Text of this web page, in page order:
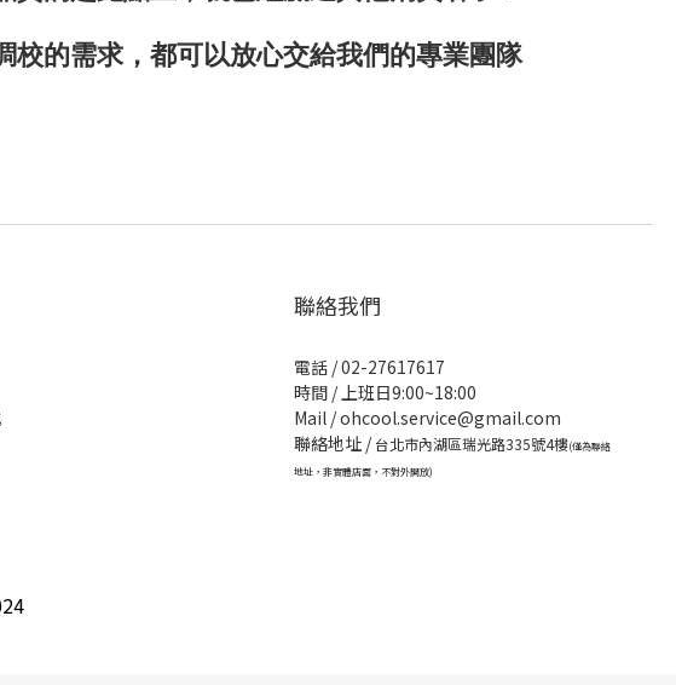
的需求，都可以放心交給我們的專業團隊
聯絡我們
電話 / 02-27617617
時間 / 上班日9:00~18:00
Mail / ohcool.service@gmail.com
聯絡地址 /台北市內湖區瑞光路335號4樓(僅為聯絡
地址，非實體店面，不對外開放)